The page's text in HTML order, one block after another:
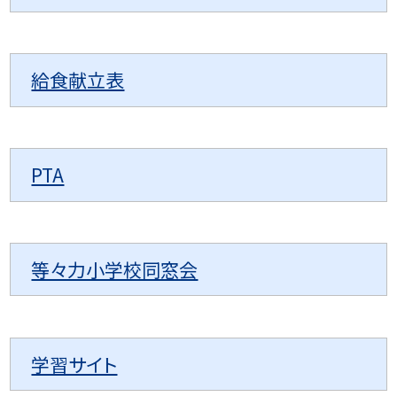
給食献立表
PTA
等々力小学校同窓会
学習サイト